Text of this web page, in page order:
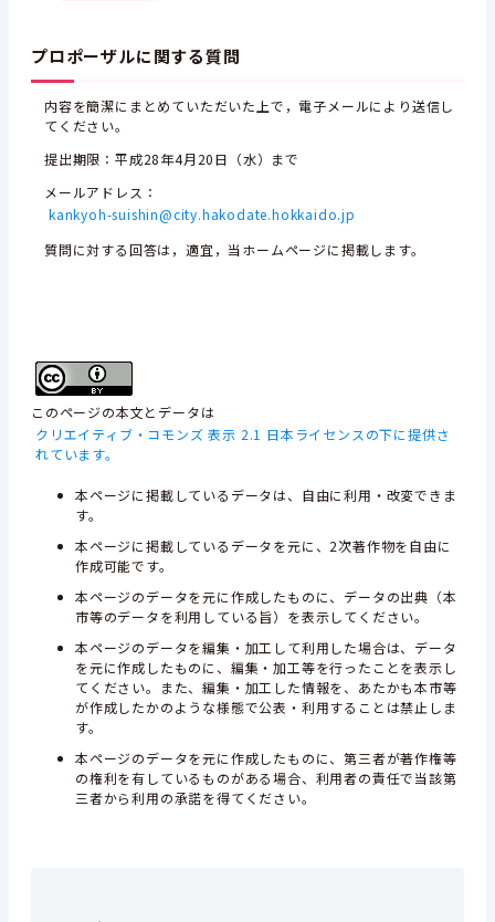
プロポーザルに関する質問
内容を簡潔にまとめていただいた上で，電子メールにより送信し
てください。
提出期限：平成28年4月20日（水）まで
メールアドレス：
kankyoh-suishin@city.hakodate.hokkaido.jp
質問に対する回答は，適宜，当ホームページに掲載します。
このページの本文とデータは
クリエイティブ・コモンズ 表示 2.1 日本ライセンスの下に提供さ
れています。
本ページに掲載しているデータは、自由に利用・改変できま
す。
本ページに掲載しているデータを元に、2次著作物を自由に
作成可能です。
本ページのデータを元に作成したものに、データの出典（本
市等のデータを利用している旨）を表示してください。
本ページのデータを編集・加工して利用した場合は、データ
を元に作成したものに、編集・加工等を行ったことを表示し
てください。また、編集・加工した情報を、あたかも本市等
が作成したかのような様態で公表・利用することは禁止しま
す。
本ページのデータを元に作成したものに、第三者が著作権等
の権利を有しているものがある場合、利用者の責任で当該第
三者から利用の承諾を得てください。